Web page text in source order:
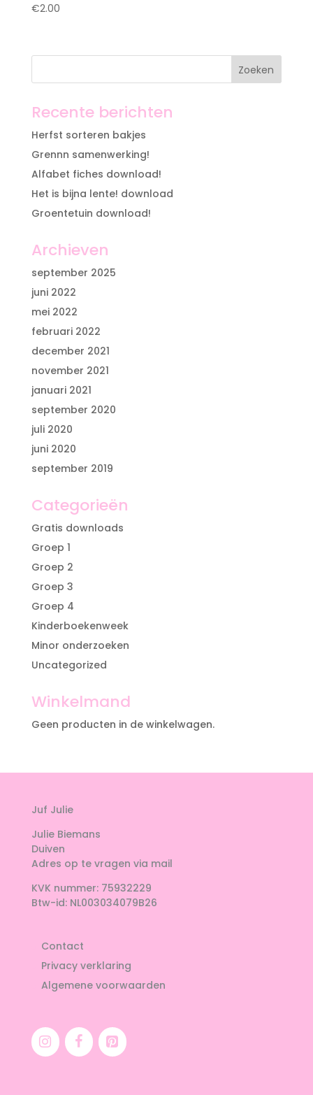
€2.00
Recente berichten
Herfst sorteren bakjes
Grennn samenwerking!
Alfabet fiches download!
Het is bijna lente! download
Groentetuin download!
Archieven
september 2025
juni 2022
mei 2022
februari 2022
december 2021
november 2021
januari 2021
september 2020
juli 2020
juni 2020
september 2019
Categorieën
Gratis downloads
Groep 1
Groep 2
Groep 3
Groep 4
Kinderboekenweek
Minor onderzoeken
Uncategorized
Winkelmand
Geen producten in de winkelwagen.
Juf Julie
Julie Biemans
Duiven
Adres op te vragen via mail
KVK nummer: 75932229
Btw-id: NL003034079B26
Contact
Privacy verklaring
Algemene voorwaarden